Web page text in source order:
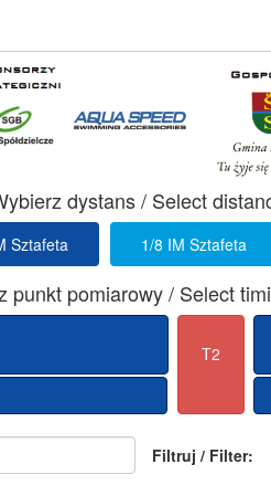
dystans / Select
Sztafeta 1/8 IM Sztafeta
punkt pomiarowy / Select
T2
Filtruj / Filter: